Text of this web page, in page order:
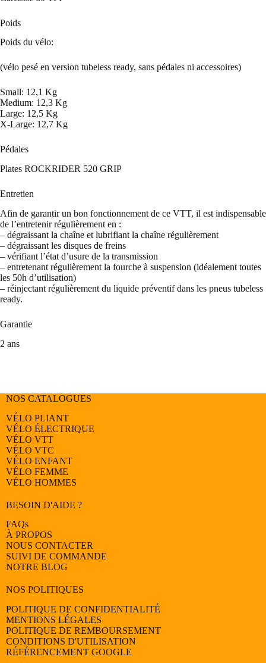
Poids
Poids du vélo:
(vélo pesé en version tubeless ready, sans pédales ni accessoires)
Small: 12,1 Kg
Medium: 12,3 Kg
Large: 12,5 Kg
X-Large: 12,7 Kg
Pédales
Plates ROCKRIDER 520 GRIP
Entretien
Afin de garantir un bon fonctionnement de ce VTT, il est indispensable
de l’entretenir régulièrement en :
– dégraissant la chaîne et lubrifiant la chaîne régulièrement
– dégraissant les disques de freins
– vérifiant l’état d’usure de la transmission
– entretenant régulièrement la fourche à suspension (idéalement toutes
les 50h d’utilisation)
– réinjectant régulièrement du liquide préventif dans les pneus tubeless
ready.
Garantie
2 ans
NOS CATALOGUES
VÉLO PLIANT
VÉLO ÉLECTRIQUE
VÉLO VTT
VÉLO VTC
VÉLO ENFANT
VÉLO FEMME
VÉLO HOMMES
BESOIN D'AIDE ?
FAQs
À PROPOS
NOUS CONTACTER
SUIVI DE COMMANDE
NOTRE BLOG
NOS POLITIQUES
POLITIQUE DE CONFIDENTIALITÉ
MENTIONS LÉGALES
POLITIQUE DE REMBOURSEMENT
CONDITIONS D'UTILISATION
RÉFÉRENCEMENT GOOGLE